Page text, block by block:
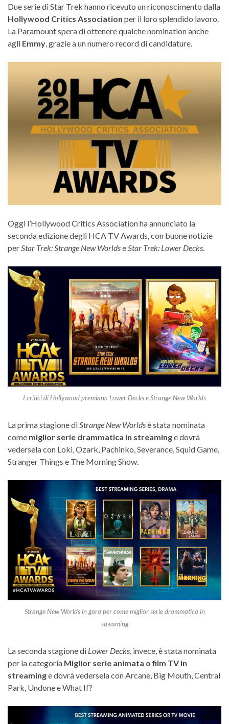
Due serie di Star Trek hanno ricevuto un riconoscimento dalla
Hollywood Critics Association per il loro splendido lavoro.
La Paramount spera di ottenere qualche nomination anche
agli Emmy , grazie a un numero record di candidature.
Oggi l’Hollywood Critics Association ha annunciato la
seconda edizione degli HCA TV Awards, con buone notizie
per Star Trek: Strange New Worldse Star Trek: Lower Decks
I critici di Hollywood premiano Lower Decks e Strange New Worlds
La prima stagione di Strange New Worldsè stata nominata
come miglior serie drammatica in streaminge dovrà
vedersela con Loki, Ozark, Pachinko, Severance, Squid Game,
Stranger Things e The Morning Show.
Strange New Worlds in gara per come miglior serie drammatica in
streaming
La seconda stagione di Lower Decks, invece, è stata nominata
per la categoria Miglior serie animata o film TV in
streaminge dovrà vedersela con Arcane, Big Mouth, Central
Park, Undone e What If?